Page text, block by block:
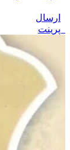
ارسال
پرینت